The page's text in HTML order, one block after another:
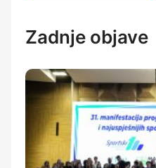
Zadnje objave